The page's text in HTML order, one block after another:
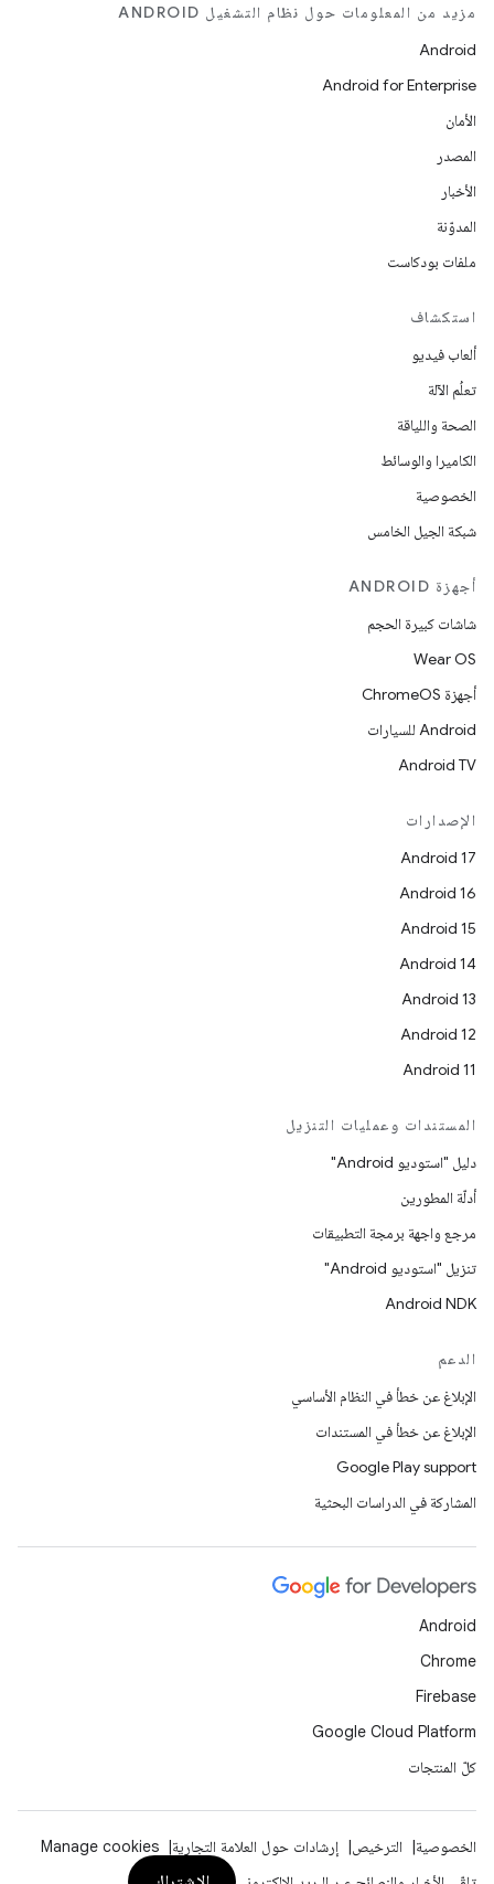
مزيد من المعلومات حول نظام التشغيل ANDROID
Android
Android for Enterprise
الأمان
المصدر
الأخبار
المدوّنة
ملفات بودكاست
استكشاف
ألعاب فيديو
تعلُم الآلة
الصحة واللياقة
الكاميرا والوسائط
الخصوصية
شبكة الجيل الخامس
أجهزة ANDROID
شاشات كبيرة الحجم
Wear OS
أجهزة ChromeOS
Android للسيارات
Android TV
الإصدارات
Android 17
Android 16
Android 15
Android 14
Android 13
Android 12
Android 11
المستندات وعمليات التنزيل
دليل "استوديو Android"
أدلّة المطورين
مرجع واجهة برمجة التطبيقات
تنزيل "استوديو Android"
Android NDK
الدعم
الإبلاغ عن خطأ في النظام الأساسي
الإبلاغ عن خطأ في المستندات
Google Play support
المشاركة في الدراسات البحثية
Android
Chrome
Firebase
Google Cloud Platform
كلّ المنتجات
الخصوصية الترخيص إرشادات حول العلامة التجارية
Manage cookies